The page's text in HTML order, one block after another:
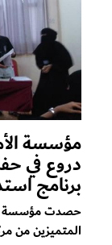
مؤسسة
دروع في
برنامج استدامة 2
حصدت مؤسسة
المتميزين من